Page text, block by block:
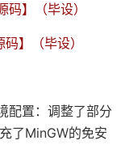
】（毕设）
】（毕设）
配置：调整了部分
了MinGW的免安